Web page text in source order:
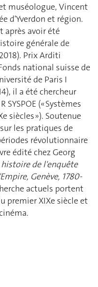
muséologue, Vincent
d'Yverdon et région.
après avoir été
générale de
Prix Arditi
national suisse de
de Paris I
il a été chercheur
(« Systèmes
siècles »). Soutenue
les pratiques de
révolutionnaire
édité chez Georg
de l'enquête
Genève, 1780-
actuels portent
premier XIXe siècle et